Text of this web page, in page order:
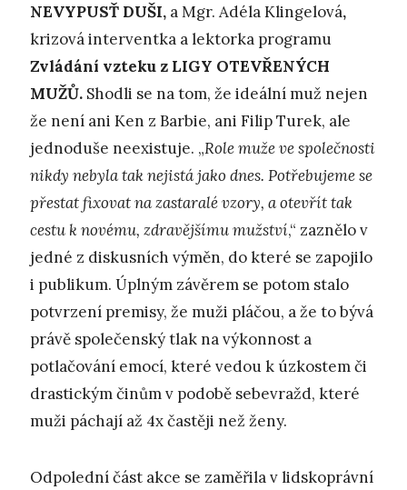
NEVYPUSŤ DUŠI, a Mgr. Adéla Klingelová,
krizová interventka a lektorka programu
Zvládání vzteku z LIGY OTEVŘENÝCH
MUŽŮ. Shodli se na tom, že ideální muž nejen
že není ani Ken z Barbie, ani Filip Turek, ale
jednoduše neexistuje. „Role muže ve společnosti
nikdy nebyla tak nejistá jako dnes. Potřebujeme se
přestat fixovat na zastaralé vzory, a otevřít tak
cestu k novému, zdravějšímu mužství,“ zaznělo v
jedné z diskusních výměn, do které se zapojilo
i publikum. Úplným závěrem se potom stalo
potvrzení premisy, že muži pláčou, a že to bývá
právě společenský tlak na výkonnost a
potlačování emocí, které vedou k úzkostem či
drastickým činům v podobě sebevražd, které
muži páchají až 4x častěji než ženy.
Odpolední část akce se zaměřila v lidskoprávní